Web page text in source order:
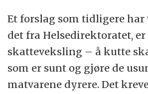
Et forslag som tidligere
det fra Helsedirektoratet, er
skatteveksling – å kutte
som er sunt og gjøre de
matvarene dyrere. Det